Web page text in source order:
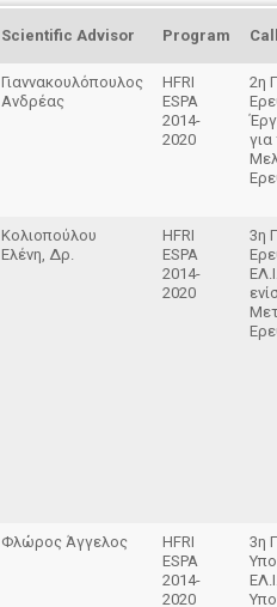
Scientific Advisor Program
Γιαννακουλόπουλος
Ανδρέας
HFRI
ESPA
2014-
2020
2η
για
Κολιοπούλου
Ελένη, Δρ.
HFRI
ESPA
2014-
2020
3η
Φλώρος Άγγελος
HFRI
ESPA
2014-
2020
3η